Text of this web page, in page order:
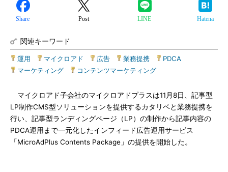
Share Post LINE Hatena
関連キーワード
運用 マイクロアド 広告 業務提携 PDCA
マーケティング
コンテンツマーケティング
マイクロアド子会社のマイクロアドプラスは11月8日、記事型
LP制作CMS型ソリューションを提供するカタリベと業務提携を
行い、記事型ランディングページ（LP）の制作から記事内容の
PDCA運用まで一元化したインフィード広告運用サービス
「MicroAdPlus Contents Package」の提供を開始した。